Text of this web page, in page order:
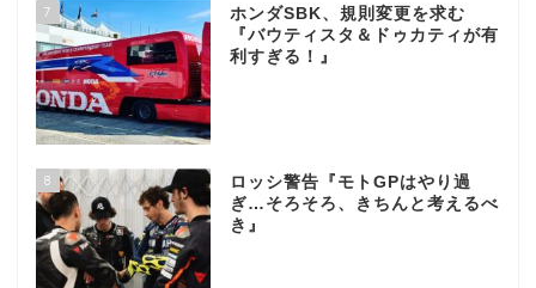
7
ホンダSBK、規則変更を求む
『バウティスタ＆ドゥカティが有
利すぎる！』
8
ロッシ警告『モトGPはやり過
ぎ…そろそろ、きちんと考えるべ
き』